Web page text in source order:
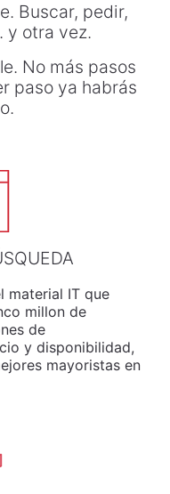
Buscar, pedir,
y otra vez.
No más pasos
paso ya habrás
material IT que
millon de
de
y disponibilidad,
mayoristas en